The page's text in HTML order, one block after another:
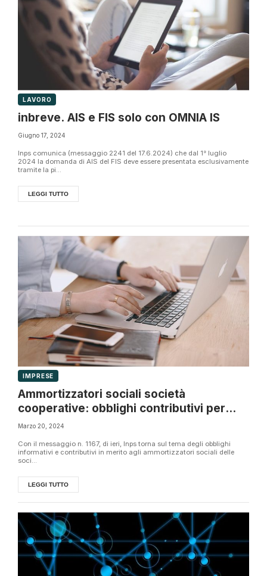
LAVORO
inbreve. AIS e FIS solo con OMNIA IS
Giugno 17, 2024
Inps comunica (messaggio 2241 del 17.6.2024) che dal 1° luglio
2024 la domanda di AIS del FIS deve essere presentata esclusivamente
tramite la pi...
LEGGI TUTTO
IMPRESE
Ammortizzatori sociali società
cooperative: obblighi contributivi per
CIGS e FIS
Marzo 20, 2024
Con il messaggio n. 1167, di ieri, Inps torna sul tema degli obblighi
informativi e contributivi in merito agli ammortizzatori sociali delle
soci...
LEGGI TUTTO